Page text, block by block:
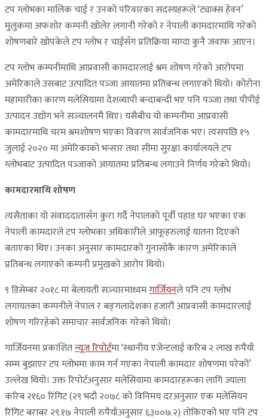
टप ग्लोभका मालिक चाई र उनको परिवारका सदस्यहरूले ‘ट्याक्स हेवन’
मुलुकमा अफशोर कम्पनी खोलेर लगानी गरेको र नेपाली कामदारमाथि गरेको
शोषणबारे खोपकेले टप ग्लोभ र चाईसँग प्रतिक्रिया माग्दा कुनै जवाफ आएन।
टप ग्लोभ कम्पनीमाथि आप्रवासी कामदारलाई श्रम शोषण गरेको आरोपमा
अमेरिकाले उसबाट उत्पादित पञ्‍जा आयातमा प्रतिबन्ध लगाएको थियो। कोरोना
महामारीका कारण मलेसियामा देशव्यापी बन्दाबन्दी भए पनि पञ्‍जा तथा पीपीई
उत्पादन उद्योग भने सञ्‍चालनमै थिए। यसैबीच यो कम्पनीमा आप्रवासी
कामदारमाथि चरम श्रमशोषण भएका विवरण सार्वजनिक भए। त्यसपछि १५
जुलाई २०२० मा अमेरिकाको भन्सार तथा सीमा सुरक्षा कार्यालयले टप
ग्लोभबाट उत्पादित पञ्‍जाको आयातमा प्रतिबन्ध लगाउने निर्णय गरेको थियो।
कामदारमाथि शोषण
त्यसैताका यो संवाददातासँग कुरा गर्दै नेपालको पूर्वी पहाड घर भएका एक
नेपाली कामदारले टप ग्लोभका अधिकारीले आफूहरुलाई यातना दिएको
बताएका थिए। उनका अनुसार कामदारको गुनासोकै कारण अमेरिकाले
प्रतिबन्ध लगाएको कम्पनी प्रमुखको आरोप थियो।
९ डिसेम्बर २०१८ मा बेलायती सञ्‍चारमाध्यमगार्जियनले पनि टप ग्लोभ
लगायतका कम्पनीले नेपाल र बङ्‍गलादेशका हजारौं आप्रवासी कामदारलाई
शोषण गरिरहेको समाचार सार्वजनिक गरेको थियो।
गार्जियनमा प्रकाशितन्यूज रिपोर्टमा ‘स्थानीय एजेन्टलाई करिब २ लाख रुपैयाँ
सम्म बुझाएर टप ग्लोभमा काम गर्न गएका नेपाली कामदार शोषणमा परेको’
उल्लेख थियो। उक्त रिपोर्टअनुसार मलेसियामा कामदारहरूका लागि ज्याला
करिब २१६० रिंगिट (२९ भदौ २०७८ को विनिमय दरअनुसार एक मलेसियन
रिंगिट बराबर २९.१७ नेपाली रुपैयाँअनुसार ६३००७.२) तोकिएको भए पनि टप